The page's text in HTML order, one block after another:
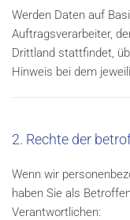
Werden Daten auf
Auftragsverarbeiter,
Drittland stattfindet,
Hinweis bei dem
2. Rechte der
Wenn wir
haben Sie als
Verantwortlichen: